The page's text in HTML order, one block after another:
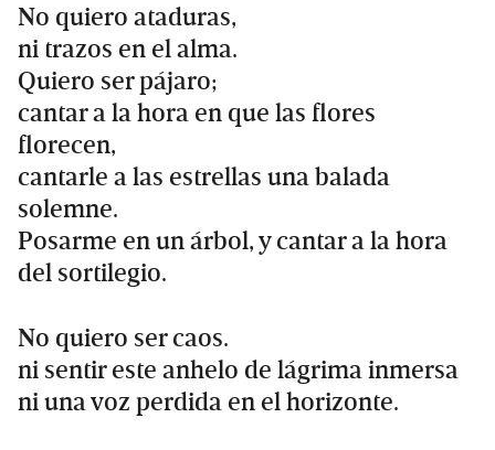
No quiero ataduras,
ni trazos en el alma.
Quiero ser pájaro;
cantar a la hora en que las flores
florecen,
cantarle a las estrellas una balada
solemne.
Posarme en un árbol, y cantar a la hora
del sortilegio.
No quiero ser caos.
ni sentir este anhelo de lágrima inmersa
ni una voz perdida en el horizonte.